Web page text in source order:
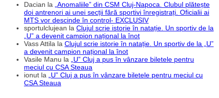
Dacian la „Anomaliile” din CSM Cluj-Napoca. Clubul plătește
doi antrenori ai unei secții fără sportivi înregistrați. Oficialii ai
MTS vor descinde în control- EXCLUSIV
sportulclujean la Clujul scrie istorie în natație. Un sportiv de la
„U” a devenit campion național la înot
Vass Attila la Clujul scrie istorie în natație. Un sportiv de la „U”
a devenit campion național la înot
Vasile Manu la „U” Cluj a pus în vânzare biletele pentru
meciul cu CSA Steaua
ionut la „U” Cluj a pus în vânzare biletele pentru meciul cu
CSA Steaua